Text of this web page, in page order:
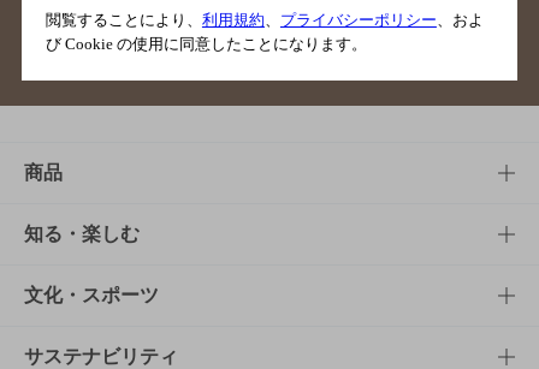
ご意見・ご感想
商品
商品TOP
商品一覧
商品発売情報
知る・楽しむ
知る・楽しむTOP
キャンペーン
文化・スポーツ
文化・スポーツTOP
サステナビリティ
閲覧することにより、 利用規約 プライバシーポリシー 、およ
び Cookie の使用に同意したことになります。